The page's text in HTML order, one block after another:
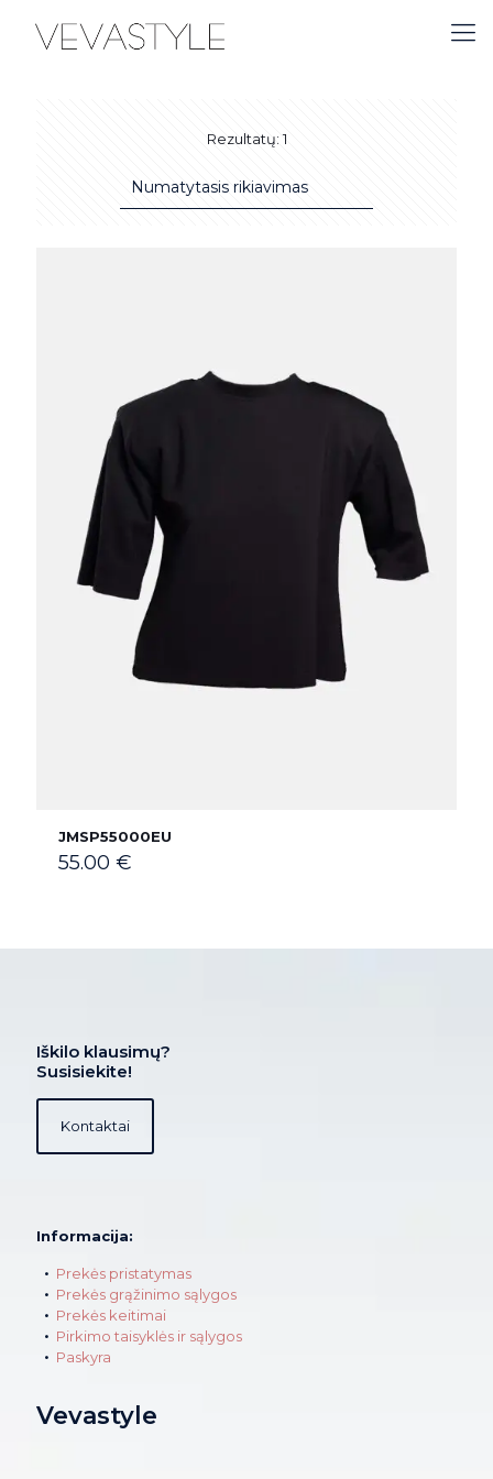
Rezultatų: 1
JMSP55000EU
55.00 €
Iškilo klausimų?
Susisiekite!
Kontaktai
Informacija:
Prekės pristatymas
Prekės grąžinimo sąlygos
Prekės keitimai
Pirkimo taisyklės ir sąlygos
Paskyra
Vevastyle